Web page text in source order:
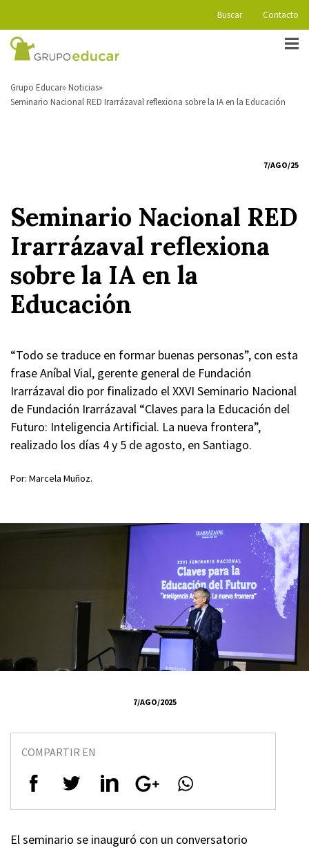
Buscar Contacto
Grupo Educar Noticias
Seminario Nacional RED Irarrázaval reflexiona sobre la IA en la Educación
7/AGO/25
Seminario Nacional RED
Irarrázaval reflexiona
sobre la IA en la
Educación
“Todo se traduce en formar buenas personas”, con esta
frase Aníbal Vial, gerente general de Fundación
Irarrázaval dio por finalizado el XXVI Seminario Nacional
de Fundación Irarrázaval “Claves para la Educación del
Futuro: Inteligencia Artificial. La nueva frontera”,
realizado los días 4 y 5 de agosto, en Santiago.
Por: Marcela Muñoz.
7/AGO/2025
COMPARTIR EN
El seminario se inauguró con un conversatorio